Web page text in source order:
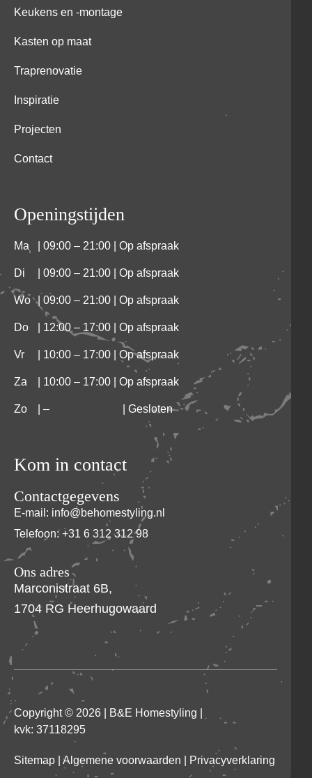
Keukens en -montage
Kasten op maat
Traprenovatie
Inspiratie
Projecten
Contact
Openingstijden
Ma | 09:00 – 21:00 | Op afspraak
Di | 09:00 – 21:00 | Op afspraak
Wo | 09:00 – 21:00 | Op afspraak
Do | 12:00 – 17:00 | Op afspraak
Vr | 10:00 – 17:00 | Op afspraak
Za | 10:00 – 17:00 | Op afspraak
Zo – | Gesloten
Kom in contact
Ons adres
Marconistraat 6B,
1704 RG Heerhugowaard
Telefoon: +31 6 312 312 98
Contactgegevens
E-mail: info@behomestyling.nl
Copyright © 2026 | B&E Homestyling
kvk: 37118295
Sitemap Algemene voorwaarden Privacyverklaring